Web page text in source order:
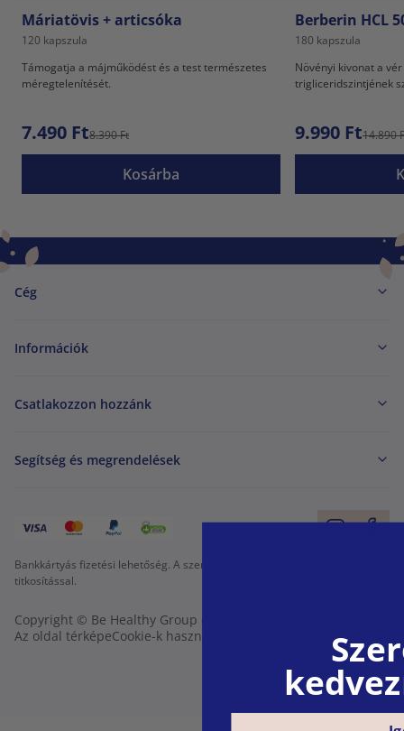
Máriatövis + articsóka
120 kapszula
Támogatja a májműködést és a test természetes
méregtelenítését.
7.490 Ft8.390 Ft
Kosárba
Berberin HCL
180 kapszula
Növényi kivonat a
trigliceridszintjének
9.990 Ft14.890
Cég
Információk
Csatlakozzon hozzánk
Segítség és megrendelések
Bankkártyás fizetési lehetőség. A személyes adatok garantált védelme SSL
titkosítással.
Copyright © Be Healthy Group d.o.o. 2012 - 2026
Az oldal térképeCookie-k használata Cookie-k beállítása